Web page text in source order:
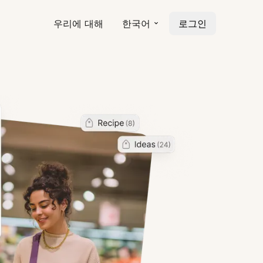
우리에 대해 한국어 로그인